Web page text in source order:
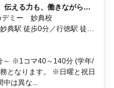
伝える力も、働きながら自
デミー 妙典校
典駅 徒歩0分／行徳駅 徒歩
～ ※1コマ40～140分 (学年/
となります。 ※日曜と祝日
中は異な...